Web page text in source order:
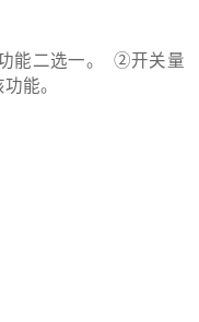
能二选一。 ②开关量
能。